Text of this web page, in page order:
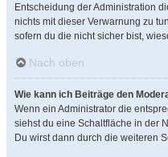
Entscheidung der Administration
nichts mit dieser Verwarnung zu
sofern du die nicht sicher bist,
Nach oben
Wie kann ich Beiträge den
Wenn ein Administrator die
siehst du eine Schaltfläche in der
Du wirst dann durch die weiteren